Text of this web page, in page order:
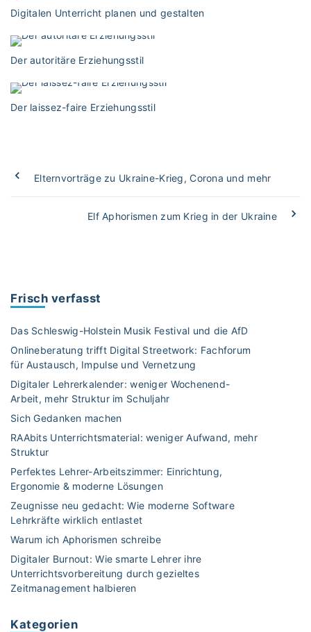
Digitalen Unterricht planen und gestalten
Der autoritäre Erziehungsstil
Der laissez-faire Erziehungsstil
Elternvorträge zu Ukraine-Krieg, Corona und mehr
Elf Aphorismen zum Krieg in der Ukraine
Frisch verfasst
Das Schleswig-Holstein Musik Festival und die AfD
Onlineberatung trifft Digital Streetwork: Fachforum
für Austausch, Impulse und Vernetzung
Digitaler Lehrerkalender: weniger Wochenend-
Arbeit, mehr Struktur im Schuljahr
Sich Gedanken machen
RAAbits Unterrichtsmaterial: weniger Aufwand, mehr
Struktur
Perfektes Lehrer-Arbeitszimmer: Einrichtung,
Ergonomie & moderne Lösungen
Zeugnisse neu gedacht: Wie moderne Software
Lehrkräfte wirklich entlastet
Warum ich Aphorismen schreibe
Digitaler Burnout: Wie smarte Lehrer ihre
Unterrichtsvorbereitung durch gezieltes
Zeitmanagement halbieren
Kategorien